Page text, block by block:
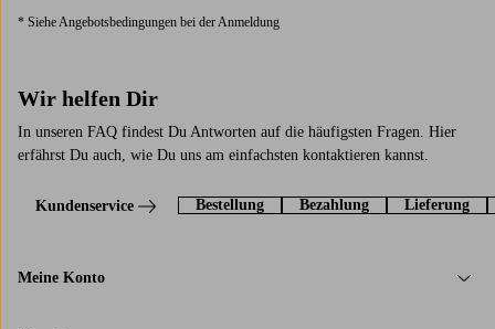
* Siehe Angebotsbedingungen bei der Anmeldung
Wir helfen Dir
In unseren FAQ findest Du Antworten auf die häufigsten Fragen. Hier
erfährst Du auch, wie Du uns am einfachsten kontaktieren kannst.
Kundenservice Bestellung Bezahlung Lieferung
Meine Konto